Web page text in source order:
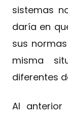
sistemas
daría en
sus
misma
diferentes
Al anterior